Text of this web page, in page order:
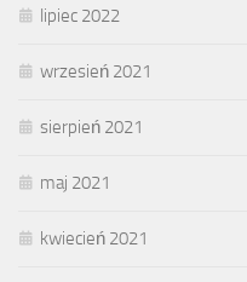
lipiec 2022
wrzesień 2021
sierpień 2021
maj 2021
kwiecień 2021